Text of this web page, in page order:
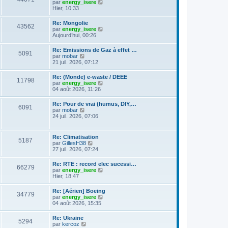
e
s
a
g
e
l
d
e
r
n
i
e
r
m
e
s
s
a
g
l
e
r
e
d
e
r
n
i
e
r
m
e
s
s
a
g
e
par energy_isere
e
r
d
e
r
e
r
s
Hier, 10:33
43562
Re: Mongolie
par energy_isere
s
u
e
r
d
e
r
r
s
a
Aujourd’hui, 00:26
5091
Re: Emissions de Gaz à effet …
par mobar
o
u
l
t
e
r
e
e
r
n
i
e
r
m
e
s
a
g
e
21 juil. 2026, 07:12
11798
Re: (Monde) e-waste / DEEE
par energy_isere
u
r
e
r
n
r
m
s
04 août 2026, 11:26
6091
Re: Pour de vrai (humus, DIY,…
par mobar
o
l
t
e
r
l
e
e
r
n
i
e
r
e
24 juil. 2026, 07:06
5187
Re: Climatisation
par GillesH38
o
s
u
l
e
r
l
e
d
27 juil. 2026, 07:24
66279
Re: RTE : record elec sucessi…
par energy_isere
u
e
Hier, 18:47
34779
Re: [Aérien] Boeing
par energy_isere
04 août 2026, 15:35
5294
Re: Ukraine
par kercoz